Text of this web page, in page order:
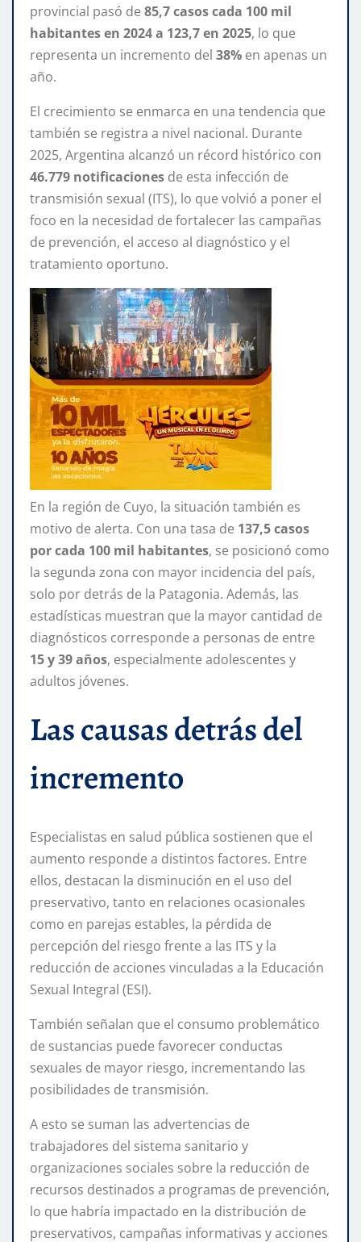
provincial pasó de 85,7 casos cada 100 mil
habitantes en 2024 a 123,7 en 2025, lo que
representa un incremento del 38% en apenas un
año.
El crecimiento se enmarca en una tendencia que
también se registra a nivel nacional. Durante
2025, Argentina alcanzó un récord histórico con
46.779 notificaciones de esta infección de
transmisión sexual (ITS), lo que volvió a poner el
foco en la necesidad de fortalecer las campañas
de prevención, el acceso al diagnóstico y el
tratamiento oportuno.
En la región de Cuyo, la situación también es
motivo de alerta. Con una tasa de 137,5 casos
por cada 100 mil habitantes, se posicionó como
la segunda zona con mayor incidencia del país,
solo por detrás de la Patagonia. Además, las
estadísticas muestran que la mayor cantidad de
diagnósticos corresponde a personas de entre
15 y 39 años, especialmente adolescentes y
adultos jóvenes.
Las causas detrás del
incremento
Especialistas en salud pública sostienen que el
aumento responde a distintos factores. Entre
ellos, destacan la disminución en el uso del
preservativo, tanto en relaciones ocasionales
como en parejas estables, la pérdida de
percepción del riesgo frente a las ITS y la
reducción de acciones vinculadas a la Educación
Sexual Integral (ESI).
También señalan que el consumo problemático
de sustancias puede favorecer conductas
sexuales de mayor riesgo, incrementando las
posibilidades de transmisión.
A esto se suman las advertencias de
trabajadores del sistema sanitario y
organizaciones sociales sobre la reducción de
recursos destinados a programas de prevención,
lo que habría impactado en la distribución de
preservativos, campañas informativas y acciones